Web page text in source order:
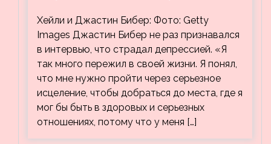
Хейли
Хейли и Джастин Бибер: Фото: Getty
Images Джастин Бибер не раз признавался
в интервью, что страдал депрессией. «Я
так много пережил в своей жизни. Я понял,
что мне нужно пройти через серьезное
исцеление, чтобы добраться до места, где я
мог бы быть в здоровых и серьезных
отношениях, потому что у меня […]